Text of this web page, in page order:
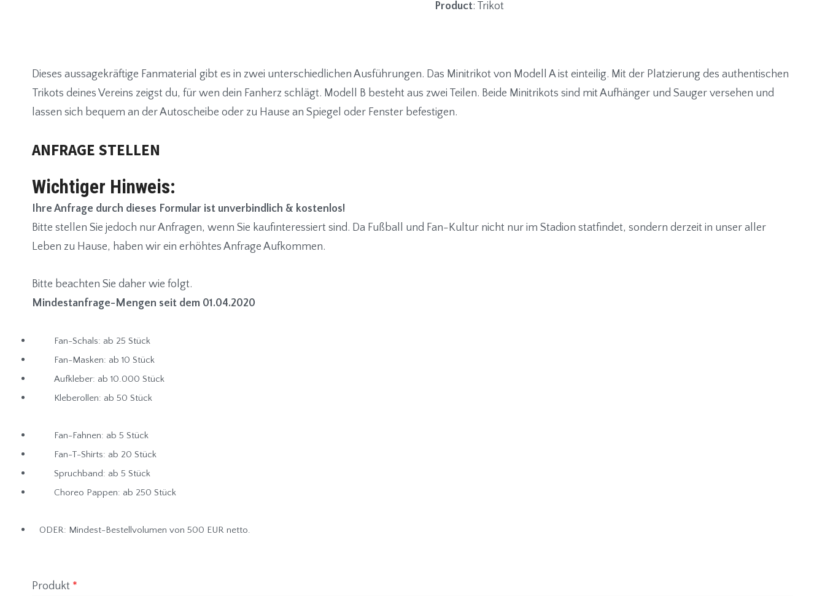
Product: Trikot
Dieses aussagekräftige Fanmaterial gibt es in zwei unterschiedlichen Ausführungen. Das Minitrikot von Modell A ist einteilig. Mit der Platzierung des authentischen
Trikots deines Vereins zeigst du, für wen dein Fanherz schlägt. Modell B besteht aus zwei Teilen. Beide Minitrikots sind mit Aufhänger und Sauger versehen und
lassen sich bequem an der Autoscheibe oder zu Hause an Spiegel oder Fenster befestigen.
ANFRAGE STELLEN
Wichtiger Hinweis:
Ihre Anfrage durch dieses Formular ist unverbindlich & kostenlos!
Bitte stellen Sie jedoch nur Anfragen, wenn Sie kaufinteressiert sind. Da Fußball und Fan-Kultur nicht nur im Stadion statfindet, sondern derzeit in unser aller
Leben zu Hause, haben wir ein erhöhtes Anfrage Aufkommen.
Bitte beachten Sie daher wie folgt.
Mindestanfrage-Mengen seit dem 01.04.2020
Fan-Schals: ab 25 Stück
Fan-Masken: ab 10 Stück
Aufkleber: ab 10.000 Stück
Kleberollen: ab 50 Stück
Fan-Fahnen: ab 5 Stück
Fan-T-Shirts: ab 20 Stück
Spruchband: ab 5 Stück
Choreo Pappen: ab 250 Stück
ODER: Mindest-Bestellvolumen von 500 EUR netto.
Produkt *